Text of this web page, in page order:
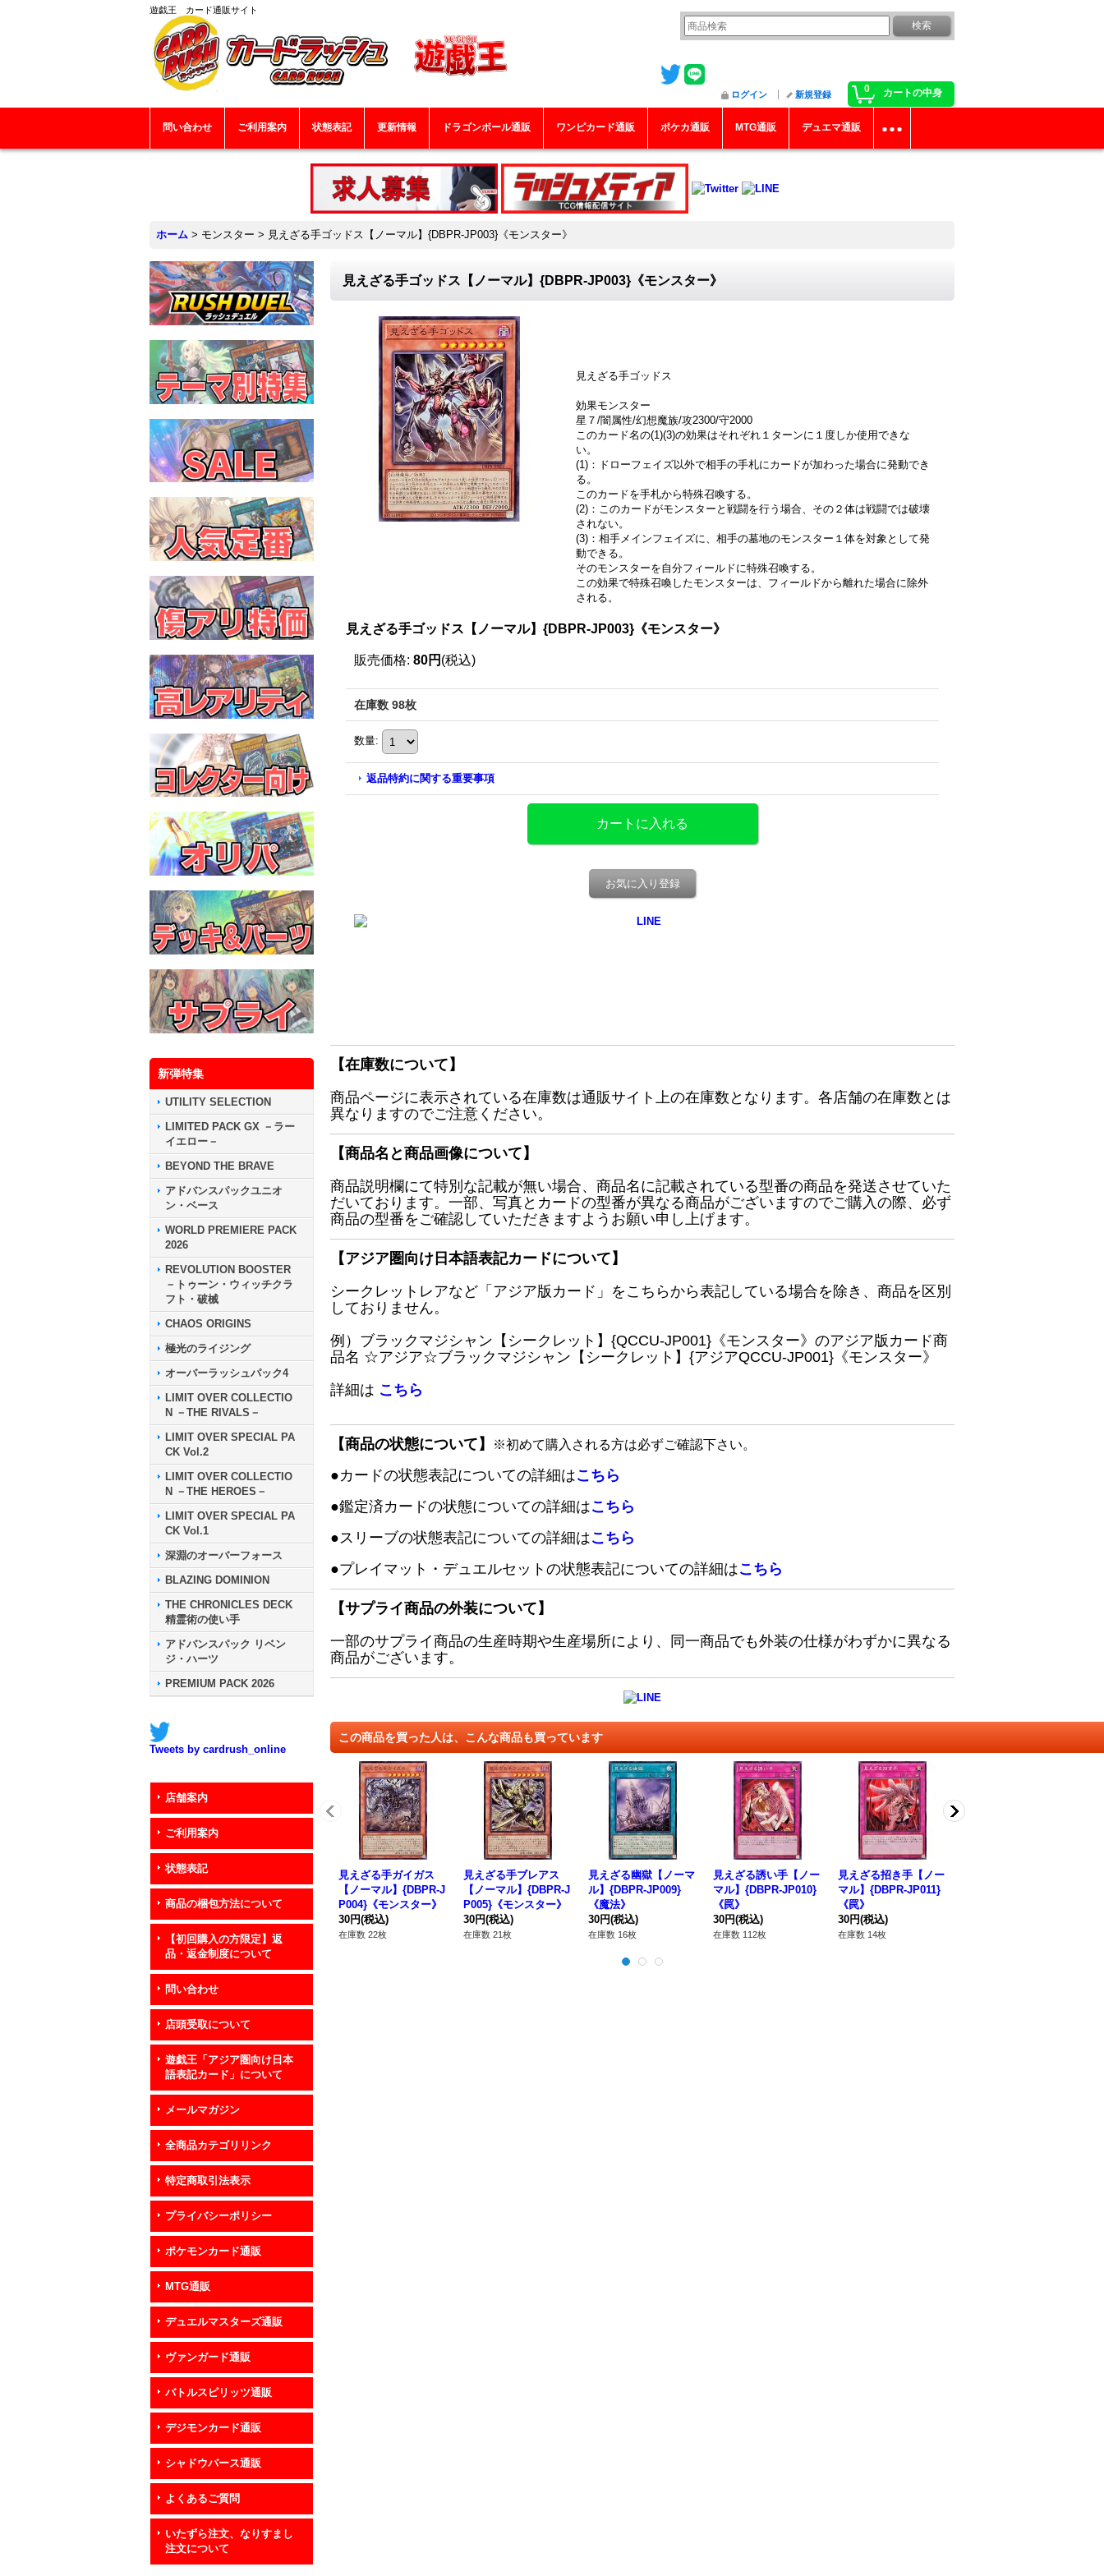
遊戯王 カード通販サイト
0 カートの中身
ログイン 新規登録
問い合わせ ご利用案内 状態表記 更新情報 ドラゴンボール通販 ワンピカード通販 ポケカ通販 MTG通販 デュエマ通販
ホーム > モンスター > 見えざる手ゴッドス【ノーマル】{DBPR-JP003}《モンスター》
新弾特集
UTILITY SELECTION
LIMITED PACK GX －ラー
イエロー－
BEYOND THE BRAVE
アドバンスパックユニオ
ン・ベース
WORLD PREMIERE PACK
2026
REVOLUTION BOOSTER
－トゥーン・ウィッチクラ
フト・破械
CHAOS ORIGINS
極光のライジング
オーバーラッシュパック4
LIMIT OVER COLLECTIO
N －THE RIVALS－
LIMIT OVER SPECIAL PA
CK Vol.2
LIMIT OVER COLLECTIO
N －THE HEROES－
LIMIT OVER SPECIAL PA
CK Vol.1
深淵のオーバーフォース
BLAZING DOMINION
THE CHRONICLES DECK
精霊術の使い手
アドバンスパック リベン
ジ・ハーツ
PREMIUM PACK 2026
Tweets by cardrush_online
店舗案内
ご利用案内
状態表記
商品の梱包方法について
【初回購入の方限定】返
品・返金制度について
問い合わせ
店頭受取について
遊戯王「アジア圏向け日本
語表記カード」について
メールマガジン
全商品カテゴリリンク
特定商取引法表示
プライバシーポリシー
ポケモンカード通販
MTG通販
デュエルマスターズ通販
ヴァンガード通販
バトルスピリッツ通販
デジモンカード通販
シャドウバース通販
よくあるご質問
いたずら注文、なりすまし
注文について
見えざる手ゴッドス【ノーマル】{DBPR-JP003}《モンスター》
見えざる手ゴッドス
効果モンスター
星７/闇属性/幻想魔族/攻2300/守2000
このカード名の(1)(3)の効果はそれぞれ１ターンに１度しか使用できな
い。
(1)：ドローフェイズ以外で相手の手札にカードが加わった場合に発動でき
る。
このカードを手札から特殊召喚する。
(2)：このカードがモンスターと戦闘を行う場合、その２体は戦闘では破壊
されない。
(3)：相手メインフェイズに、相手の墓地のモンスター１体を対象として発
動できる。
そのモンスターを自分フィールドに特殊召喚する。
この効果で特殊召喚したモンスターは、フィールドから離れた場合に除外
される。
見えざる手ゴッドス【ノーマル】{DBPR-JP003}《モンスター》
販売価格: 80円 (税込)
在庫数 98枚
数量:
返品特約に関する重要事項
お気に入り登録
【在庫数について】
商品ページに表示されている在庫数は通販サイト上の在庫数となります。各店舗の在庫数とは
異なりますのでご注意ください。
【商品名と商品画像について】
商品説明欄にて特別な記載が無い場合、商品名に記載されている型番の商品を発送させていた
だいております。一部、写真とカードの型番が異なる商品がございますのでご購入の際、必ず
商品の型番をご確認していただきますようお願い申し上げます。
【アジア圏向け日本語表記カードについて】
シークレットレアなど「アジア版カード」をこちらから表記している場合を除き、商品を区別
しておりません。
例）ブラックマジシャン【シークレット】{QCCU-JP001}《モンスター》のアジア版カード商
品名 ☆アジア☆ブラックマジシャン【シークレット】{アジアQCCU-JP001}《モンスター》
詳細は こちら
【商品の状態について】 ※初めて購入される方は必ずご確認下さい。
●カードの状態表記についての詳細はこちら
●鑑定済カードの状態についての詳細はこちら
●スリーブの状態表記についての詳細はこちら
●プレイマット・デュエルセットの状態表記についての詳細はこちら
【サプライ商品の外装について】
一部のサプライ商品の生産時期や生産場所により、同一商品でも外装の仕様がわずかに異なる
商品がございます。
この商品を買った人は、こんな商品も買っています
見えざる手ガイガス
【ノーマル】{DBPR-J
P004}《モンスター》
30円(税込)
在庫数 22枚
見えざる手ブレアス
【ノーマル】{DBPR-J
P005}《モンスター》
30円(税込)
在庫数 21枚
見えざる幽獄【ノーマ
ル】{DBPR-JP009}
《魔法》
30円(税込)
在庫数 16枚
見えざる誘い手【ノー
マル】{DBPR-JP010}
《罠》
30円(税込)
在庫数 112枚
見えざる招き手【ノー
マル】{DBPR-JP011}
《罠》
30円(税込)
在庫数 14枚